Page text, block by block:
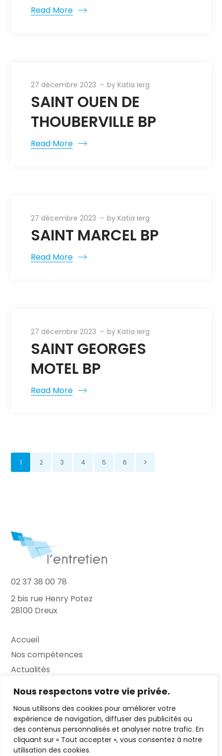
Nous respectons votre vie privée.
Nous utilisons des cookies pour améliorer votre
expérience de navigation, diffuser des publicités ou
des contenus personnalisés et analyser notre trafic. En
cliquant sur « Tout accepter », vous consentez à notre
utilisation des cookies.
Read More
27 décembre 2023 byKatia Ierg
SAINT OUEN DE
THOUBERVILLE BP
Read More
27 décembre 2023 byKatia Ierg
SAINT MARCEL BP
Read More
27 décembre 2023 byKatia Ierg
SAINT GEORGES
MOTEL BP
Read More
1 2 3 4 5 6
02 37 38 00 78
2 bis rue Henry Potez
28100 Dreux
Accueil
Nos compétences
Actualités
Contact
FAQ
Mentions légales